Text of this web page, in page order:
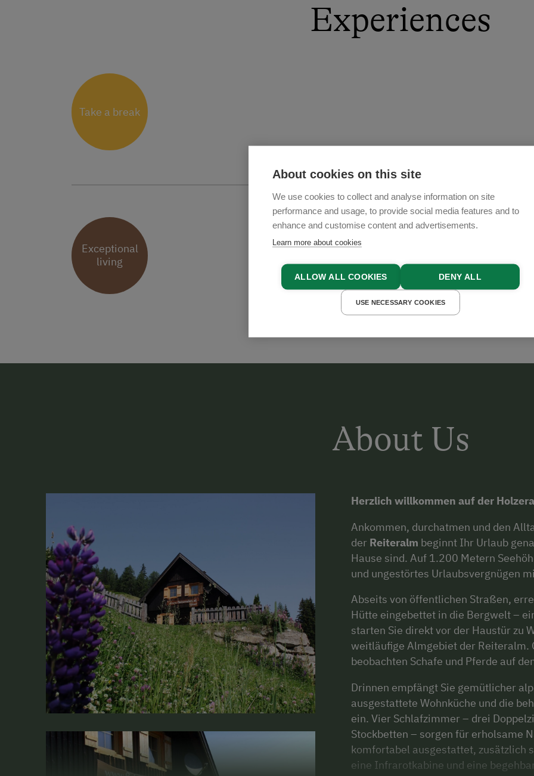
Experiences
Take a break
Exceptional
living
About Us
Herzlich willkommen auf der
Ankommen, durchatmen und den
der Reiteralm beginnt Ihr Urlaub
Hause sind. Auf 1.200 Metern
und ungestörtes Urlaubsvergnügen
Abseits von öffentlichen Straßen,
Hütte eingebettet in die Bergwelt –
starten Sie direkt vor der Haustür zu
weitläufige Almgebiet der Reiteralm.
beobachten Schafe und Pferde auf
Drinnen empfängt Sie gemütlicher
ausgestattete Wohnküche und die
ein. Vier Schlafzimmer – drei
Stockbetten – sorgen für erholsame
komfortabel ausgestattet, zusätzlich
eine Infrarotkabine und eine
About cookies on this site
We use cookies to collect and analyse information on site
performance and usage, to provide social media features and to
enhance and customise content and advertisements.
Learn more about cookies
ALLOW ALL COOKIES DENY ALL
USE NECESSARY COOKIES